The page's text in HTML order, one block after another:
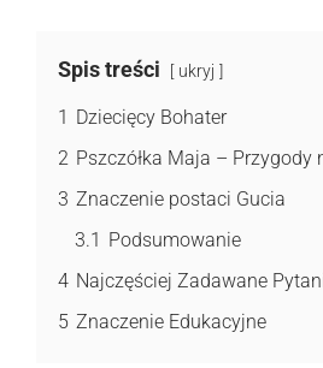
Spis treści ukryj
1 Dziecięcy Bohater
2 Pszczółka Maja – Przygody
3 Znaczenie postaci Gucia
3.1 Podsumowanie
4 Najczęściej Zadawane
5 Znaczenie Edukacyjne